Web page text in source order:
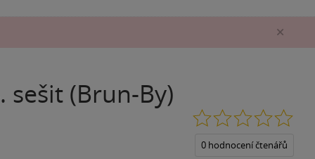
sešit (Brun-By)
0 hodnocení čtenářů